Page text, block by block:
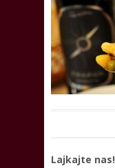
Lajkajte nas!